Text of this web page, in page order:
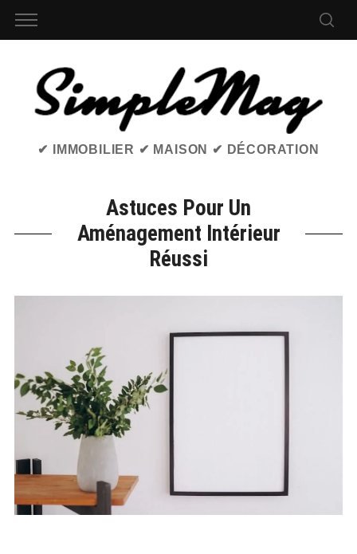
✔ IMMOBILIER ✔ MAISON ✔ DÉCORATION
Astuces Pour Un
Aménagement Intérieur
Réussi